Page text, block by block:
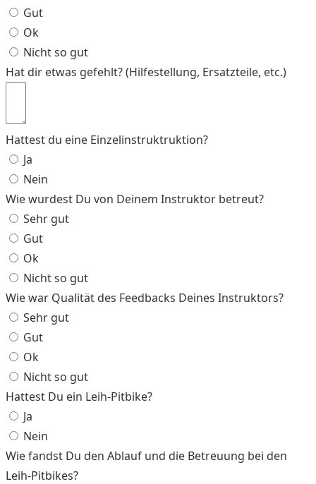
Gut
Ok
Nicht so gut
Hat dir etwas gefehlt? (Hilfestellung, Ersatzteile, etc.)
Hattest du eine Einzelinstruktruktion?
Ja
Nein
Wie wurdest Du von Deinem Instruktor betreut?
Sehr gut
Gut
Ok
Nicht so gut
Wie war Qualität des Feedbacks Deines Instruktors?
Sehr gut
Gut
Ok
Nicht so gut
Hattest Du ein Leih-Pitbike?
Ja
Nein
Wie fandst Du den Ablauf und die Betreuung bei den
Leih-Pitbikes?